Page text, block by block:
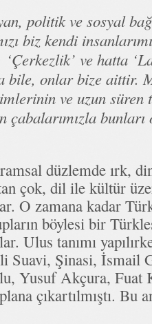
politik ve sosyal
biz kendi
ve hatta
bile, onlar bize aittir.
ve uzun süren
bunları
düzlemde ırk,
çok, dil ile kültür
O zamana kadar
böylesi bir
Ulus tanımı
Şinasi, İsmail
Yusuf Akçura, Fuat
çıkartılmıştı. Bu